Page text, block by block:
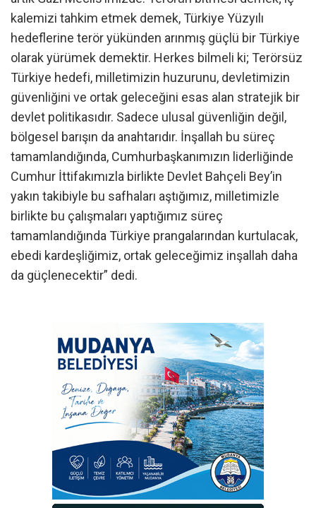
kalemizi tahkim etmek demek, Türkiye Yüzyılı
hedeflerine terör yükünden arınmış güçlü bir Türkiye
olarak yürümek demektir. Herkes bilmeli ki; Terörsüz
Türkiye hedefi, milletimizin huzurunu, devletimizin
güvenliğini ve ortak geleceğini esas alan stratejik bir
devlet politikasıdır. Sadece ulusal güvenliğin değil,
bölgesel barışın da anahtarıdır. İnşallah bu süreç
tamamlandığında, Cumhurbaşkanımızın liderliğinde
Cumhur İttifakımızla birlikte Devlet Bahçeli Bey’in
yakın takibiyle bu safhaları aştığımız, milletimizle
birlikte bu çalışmaları yaptığımız süreç
tamamlandığında Türkiye prangalarından kurtulacak,
ebedi kardeşliğimiz, ortak geleceğimiz inşallah daha
da güçlenecektir” dedi.